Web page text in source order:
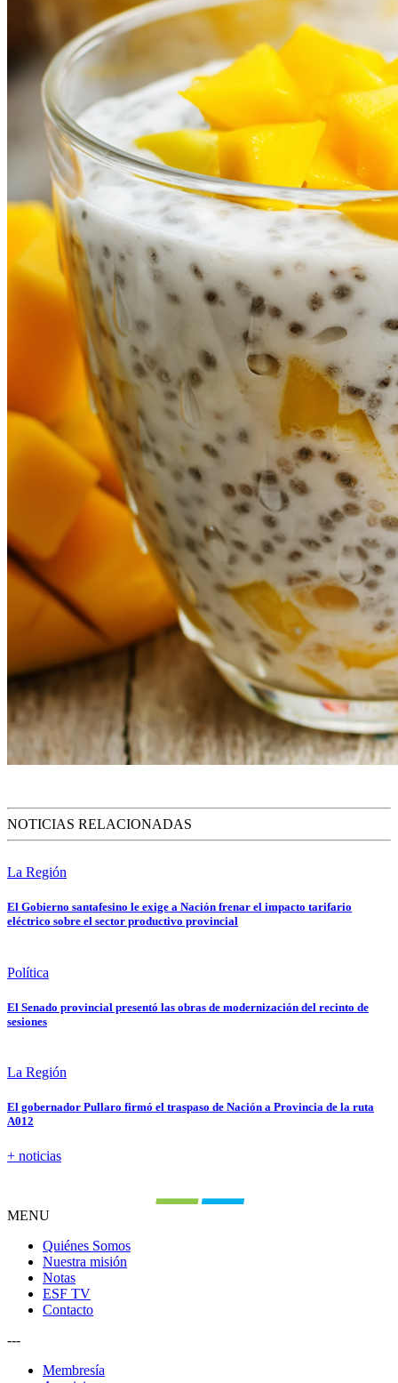
NOTICIAS RELACIONADAS
La Región
El Gobierno santafesino le exige a Nación frenar el impacto tarifario
eléctrico sobre el sector productivo provincial
Política
El Senado provincial presentó las obras de modernización del recinto de
sesiones
La Región
El gobernador Pullaro firmó el traspaso de Nación a Provincia de la ruta
A012
+ noticias
MENU
Quiénes Somos
Nuestra misión
Notas
ESF TV
Contacto
---
Membresía